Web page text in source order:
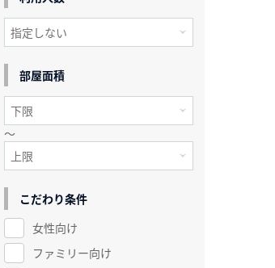
部屋面積
～
こだわり条件
女性向け
ファミリー向け